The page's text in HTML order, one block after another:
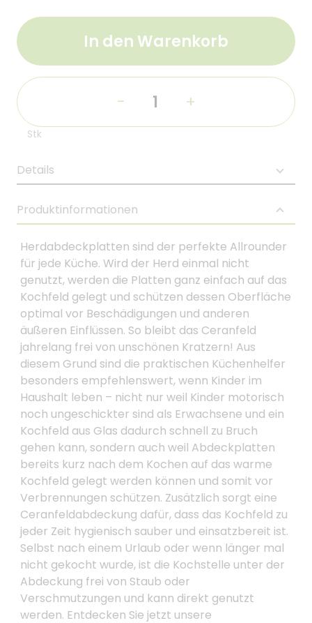
In den Warenkorb
- +
Stk
Details
Produktinformationen
Herdabdeckplatten sind der perfekte Allrounder
für jede Küche. Wird der Herd einmal nicht
genutzt, werden die Platten ganz einfach auf das
Kochfeld gelegt und schützen dessen Oberfläche
optimal vor Beschädigungen und anderen
äußeren Einflüssen. So bleibt das Ceranfeld
jahrelang frei von unschönen Kratzern! Aus
diesem Grund sind die praktischen Küchenhelfer
besonders empfehlenswert, wenn Kinder im
Haushalt leben – nicht nur weil Kinder motorisch
noch ungeschickter sind als Erwachsene und ein
Kochfeld aus Glas dadurch schnell zu Bruch
gehen kann, sondern auch weil Abdeckplatten
bereits kurz nach dem Kochen auf das warme
Kochfeld gelegt werden können und somit vor
Verbrennungen schützen. Zusätzlich sorgt eine
Ceranfeldabdeckung dafür, dass das Kochfeld zu
jeder Zeit hygienisch sauber und einsatzbereit ist.
Selbst nach einem Urlaub oder wenn länger mal
nicht gekocht wurde, ist die Kochstelle unter der
Abdeckung frei von Staub oder
Verschmutzungen und kann direkt genutzt
werden. Entdecken Sie jetzt unsere